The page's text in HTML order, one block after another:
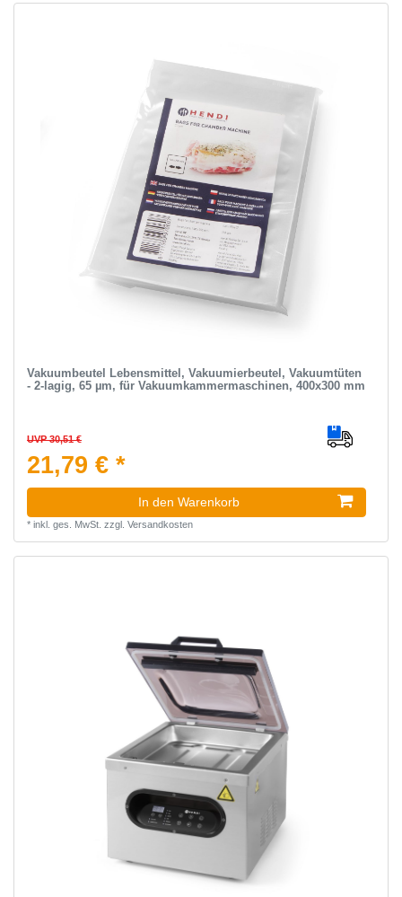
Vakuumbeutel Lebensmittel, Vakuumierbeutel, Vakuumtüten
- 2-lagig, 65 µm, für Vakuumkammermaschinen, 400x300 mm
UVP 30,51 €
21,79 € *
In den Warenkorb
* inkl. ges. MwSt. zzgl. Versandkosten